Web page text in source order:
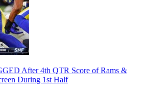
After 4th QTR Score of Rams &
During 1st Half